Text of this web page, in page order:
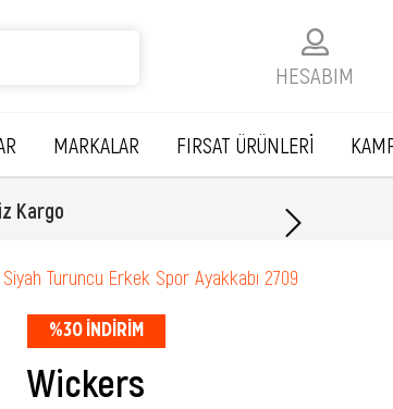
HESABIM
MARKALAR FIRSAT ÜRÜNLERİ
Kargo
Turuncu Erkek Spor Ayakkabı 2709
%30 İNDIRIM
Wickers